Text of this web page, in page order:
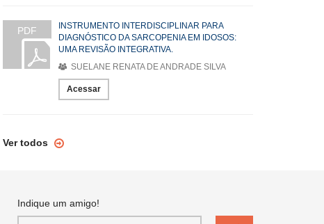
PDF
INSTRUMENTO INTERDISCIPLINAR PARA
DIAGNÓSTICO DA SARCOPENIA EM IDOSOS:
UMA REVISÃO INTEGRATIVA.
SUELANE RENATA DE ANDRADE SILVA
Acessar
Ver todos
Indique um amigo!